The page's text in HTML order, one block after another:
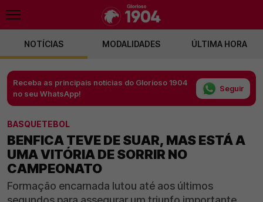
NOTÍCIAS MODALIDADES ÚLTIMA HORA
Receba as principais notícias do Glorioso 1904
no seu WhatsApp!
Seguir
BASQUETEBOL
BENFICA TEVE DE SUAR, MAS ESTÁ A
UMA VITÓRIA DE SORRIR NO
CAMPEONATO
Formação encarnada lutou até aos últimos